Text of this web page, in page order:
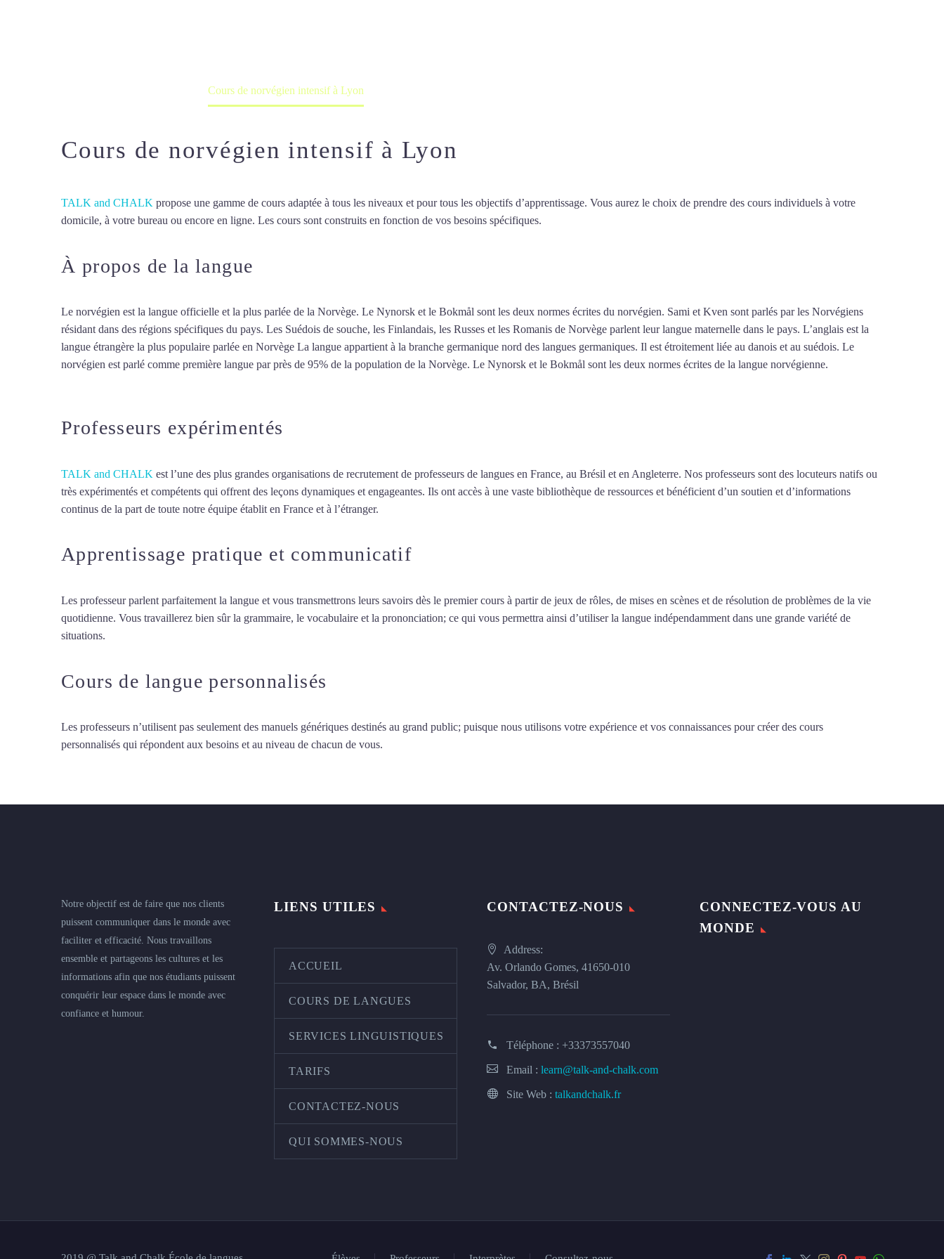
Cours de norvégien intensif à Lyon
Cours de norvégien intensif à Lyon
TALK and CHALK propose une gamme de cours adaptée à tous les niveaux et pour tous les objectifs d’apprentissage. Vous aurez le choix de prendre des cours individuels à votre
domicile, à votre bureau ou encore en ligne. Les cours sont construits en fonction de vos besoins spécifiques.
À propos de la langue
Le norvégien est la langue officielle et la plus parlée de la Norvège. Le Nynorsk et le Bokmål sont les deux normes écrites du norvégien. Sami et Kven sont parlés par les Norvégiens
résidant dans des régions spécifiques du pays. Les Suédois de souche, les Finlandais, les Russes et les Romanis de Norvège parlent leur langue maternelle dans le pays. L’anglais est la
langue étrangère la plus populaire parlée en Norvège La langue appartient à la branche germanique nord des langues germaniques. Il est étroitement liée au danois et au suédois. Le
norvégien est parlé comme première langue par près de 95% de la population de la Norvège. Le Nynorsk et le Bokmål sont les deux normes écrites de la langue norvégienne.
Professeurs expérimentés
TALK and CHALK est l’une des plus grandes organisations de recrutement de professeurs de langues en France, au Brésil et en Angleterre. Nos professeurs sont des locuteurs natifs ou
très expérimentés et compétents qui offrent des leçons dynamiques et engageantes. Ils ont accès à une vaste bibliothèque de ressources et bénéficient d’un soutien et d’informations
continus de la part de toute notre équipe établit en France et à l’étranger.
Apprentissage pratique et communicatif
Les professeur parlent parfaitement la langue et vous transmettrons leurs savoirs dès le premier cours à partir de jeux de rôles, de mises en scènes et de résolution de problèmes de la vie
quotidienne. Vous travaillerez bien sûr la grammaire, le vocabulaire et la prononciation; ce qui vous permettra ainsi d’utiliser la langue indépendamment dans une grande variété de
situations.
Cours de langue personnalisés
Les professeurs n’utilisent pas seulement des manuels génériques destinés au grand public; puisque nous utilisons votre expérience et vos connaissances pour créer des cours
personnalisés qui répondent aux besoins et au niveau de chacun de vous.
Notre objectif est de faire que nos clients
puissent communiquer dans le monde avec
faciliter et efficacité. Nous travaillons
ensemble et partageons les cultures et les
informations afin que nos étudiants puissent
conquérir leur espace dans le monde avec
confiance et humour.
LIENS UTILES
ACCUEIL
COURS DE LANGUES
SERVICES LINGUISTIQUES
TARIFS
CONTACTEZ-NOUS
QUI SOMMES-NOUS
CONTACTEZ-NOUS
Address:
Av. Orlando Gomes, 41650-010
Salvador, BA, Brésil
Téléphone : +33373557040
Email : learn@talk-and-chalk.com
Site Web : talkandchalk.fr
CONNECTEZ-VOUS AU
MONDE